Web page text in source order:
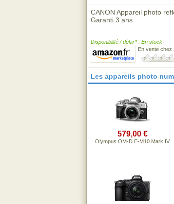
CANON Appareil photo
Garanti 3 ans
Disponibilité / délai * : En stock
En vente chez
Les appareils photo
579,00 €
Olympus OM-D E-M10 Mark IV